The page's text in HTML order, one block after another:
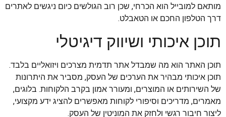
מותאם למובייל הוא הכרחי, שכן רוב הגולשים כיום ניגשים לאתרים
דרך הטלפון החכם או הטאבלט.
תוכן איכותי ושיווק דיגיטלי
תוכן האתר הוא מה שמבדל אתר תדמית מצרכים ויזואליים בלבד.
תוכן איכותי מבהיר את הערכים של העסק, מסביר את היתרונות
של השירותים או המוצרים, ומעורר אמון בקרב הלקוחות. בלוגים,
מאמרים, מדריכים וסיפורי לקוחות מאפשרים להציג ידע מקצועי,
ליצור חיבור רגשי ולחזק את המוניטין של העסק.